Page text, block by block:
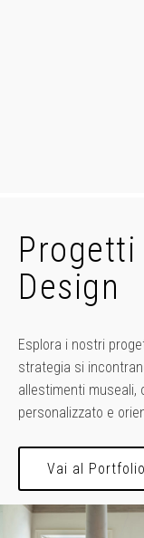
Design
Esplora i nostri
strategia si
allestimenti museali,
personalizzato e
Vai al Portfolio